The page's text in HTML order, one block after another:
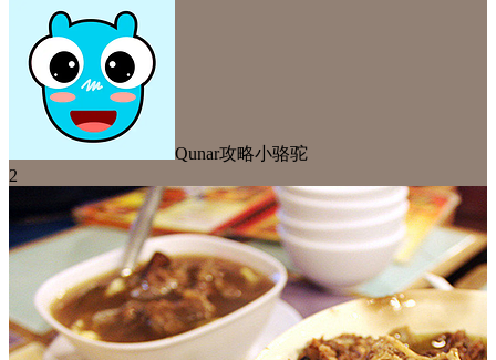
Qunar攻略小骆驼
2